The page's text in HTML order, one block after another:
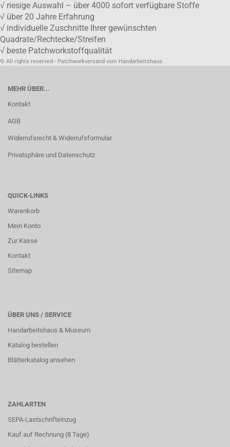
√ riesige Auswahl – über 4000 sofort verfügbare Stoffe
√ über 20 Jahre Erfahrung
√ individuelle Zuschnitte Ihrer gewünschten
Quadrate/Rechtecke/Streifen
√ beste Patchworkstoffqualität
© All rights reserved - Patchworkversand vom Handarbeitshaus
MEHR ÜBER...
Kontakt
AGB
Widerrufsrecht & Widerrufsformular
Privatsphäre und Datenschutz
QUICK-LINKS
Warenkorb
Mein Konto
Zur Kasse
Kontakt
Sitemap
ÜBER UNS / SERVICE
Handarbeitshaus & Museum
Katalog bestellen
Blätterkatalog ansehen
ZAHLARTEN
SEPA-Lastschrifteinzug
Kauf auf Rechnung (8 Tage)